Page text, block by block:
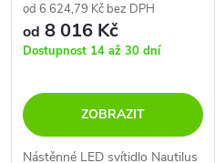
od 6 624,79 Kč bez DPH
od 8 016 Kč
Dostupnost 14 až 30 dní
ZOBRAZIT
Nástěnné LED svítidlo Nautilus